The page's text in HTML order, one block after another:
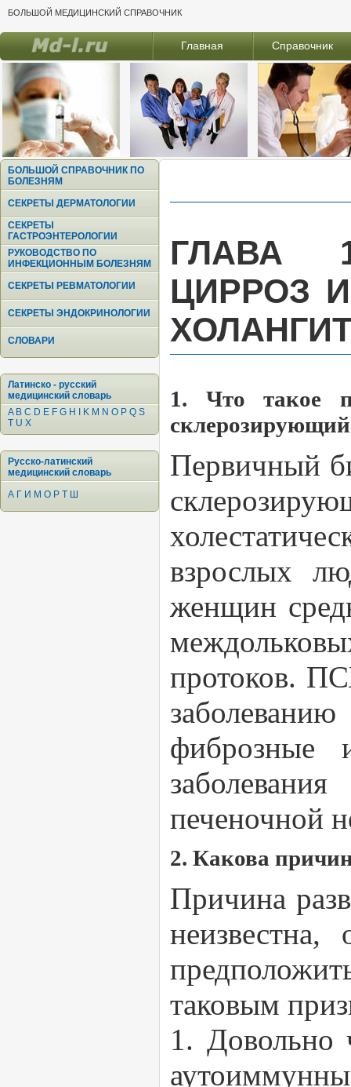
БОЛЬШОЙ МЕДИЦИНСКИЙ СПРАВОЧНИК
Главная Справочник
БОЛЬШОЙ СПРАВОЧНИК ПО
БОЛЕЗНЯМ
СЕКРЕТЫ ДЕРМАТОЛОГИИ
СЕКРЕТЫ
ГАСТРОЭНТЕРОЛОГИИ
РУКОВОДСТВО ПО
ИНФЕКЦИОННЫМ БОЛЕЗНЯМ
СЕКРЕТЫ РЕВМАТОЛОГИИ
СЕКРЕТЫ ЭНДОКРИНОЛОГИИ
СЛОВАРИ
Латинско - русский
медицинский словарь
A B C D E F G H K M N O P Q S
T U X
Русско-латинский
медицинский словарь
А Г И М О Р Т Ш
ГЛАВА
ЦИРРОЗ
1. Что такое
склерозирующий
Первичный
взрослых
женщин
протоков.
фиброзные
печеночной
2. Какова
Причина
неизвестна,
таковым
1. Довольно